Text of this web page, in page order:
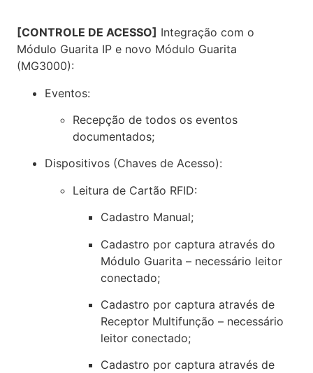
[CONTROLE DE ACESSO] Integração com o
Módulo Guarita IP e novo Módulo Guarita
(MG3000):​
Eventos:
Recepção de todos os eventos
documentados;
Dispositivos (Chaves de Acesso):
Leitura de Cartão RFID:
Cadastro Manual;
Cadastro por captura através do
Módulo Guarita – necessário leitor
conectado;
Cadastro por captura através de
Receptor Multifunção – necessário
leitor conectado;
Cadastro por captura através de